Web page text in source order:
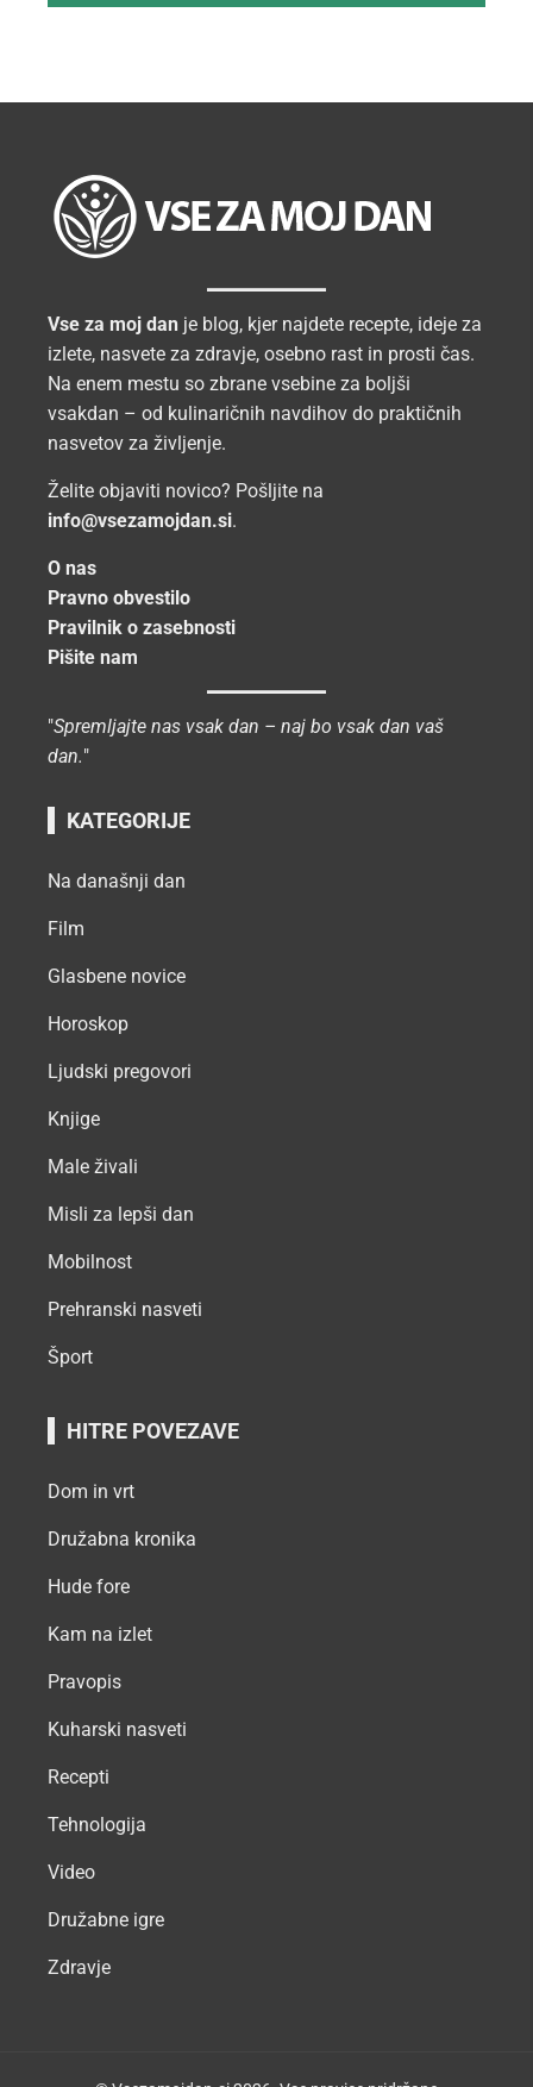
Vse za moj dan je blog, kjer najdete recepte, ideje za
izlete, nasvete za zdravje, osebno rast in prosti čas.
Na enem mestu so zbrane vsebine za boljši
vsakdan – od kulinaričnih navdihov do praktičnih
nasvetov za življenje.
Želite objaviti novico? Pošljite na
info@vsezamojdan.si.
O nas
Pravno obvestilo
Pravilnik o zasebnosti
Pišite nam
"Spremljajte nas vsak dan – naj bo vsak dan vaš
dan."
KATEGORIJE
Na današnji dan
Film
Glasbene novice
Horoskop
Ljudski pregovori
Knjige
Male živali
Misli za lepši dan
Mobilnost
Prehranski nasveti
Šport
HITRE POVEZAVE
Dom in vrt
Družabna kronika
Hude fore
Kam na izlet
Pravopis
Kuharski nasveti
Recepti
Tehnologija
Video
Družabne igre
Zdravje